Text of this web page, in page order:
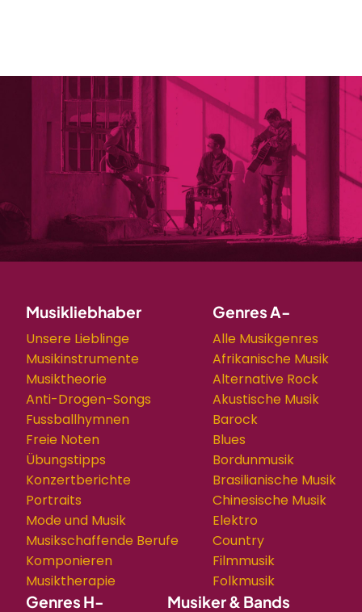
Musikliebhaber
Unsere Lieblinge
Musikinstrumente
Musiktheorie
Anti-Drogen-Songs
Fussballhymnen
Freie Noten
Übungstipps
Konzertberichte
Portraits
Mode und Musik
Musikschaffende Berufe
Komponieren
Musiktherapie
Genres A-
Alle Musikgenres
Afrikanische Musik
Alternative Rock
Akustische Musik
Barock
Blues
Bordunmusik
Brasilianische Musik
Chinesische Musik
Elektro
Country
Filmmusik
Folkmusik
Genres H- Musiker & Bands